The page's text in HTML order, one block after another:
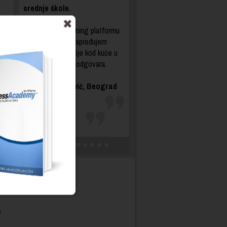
srednje škole.
Uz Distance Learning platformu
mogla sam da unapređujem
svoje kompetencije kod kuće u
vreme koje meni odgovara.
Zorana Živanović, Beograd